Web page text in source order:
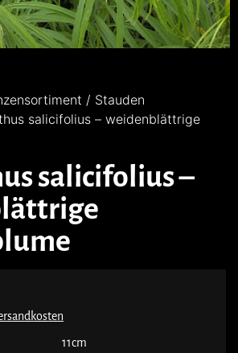
/ Stauden
salicifolius – weidenblättrige
salicifolius –
11cm